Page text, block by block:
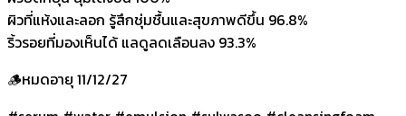
ผิวที่แห้งและลอก รู้สึกชุ่มชื้นและสุขภาพดีขึ้น 96.8%
ริ้วรอยที่มองเห็นได้ แลดูลดเลือนลง 93.3%
🪵หมดอายุ 11/12/27